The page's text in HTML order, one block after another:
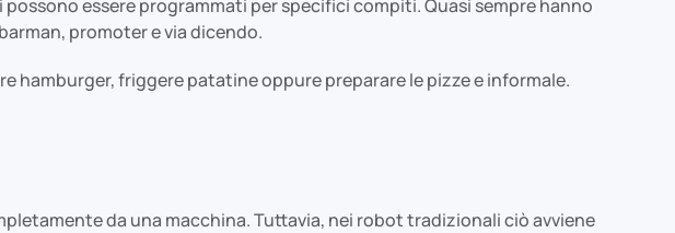
essere programmati per specifici compiti. Quasi sempre hanno
promoter e via dicendo.
hamburger, friggere patatine oppure preparare le pizze e informale.
da una macchina. Tuttavia, nei robot tradizionali ciò avviene